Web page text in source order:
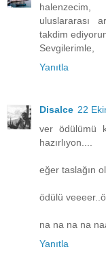
halenzecim,
uluslararası
takdim
Sevgilerimle,
Yanıtla
Disalce 22
ver ödülümü
hazırlıyon....
eğer taslağın
ödülü
na na na na
Yanıtla